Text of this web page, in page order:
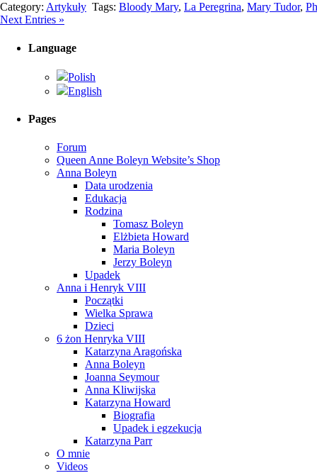
Category: Artykuły Tags: Bloody Mary, La Peregrina, Mary Tudor,
Next Entries »
Language
Polish
English
Pages
Forum
Queen Anne Boleyn Website’s Shop
Anna Boleyn
Data urodzenia
Edukacja
Rodzina
Tomasz Boleyn
Elżbieta Howard
Maria Boleyn
Jerzy Boleyn
Upadek
Anna i Henryk VIII
Początki
Wielka Sprawa
Dzieci
6 żon Henryka VIII
Katarzyna Aragońska
Anna Boleyn
Joanna Seymour
Anna Kliwijska
Katarzyna Howard
Biografia
Upadek i egzekucja
Katarzyna Parr
O mnie
Videos